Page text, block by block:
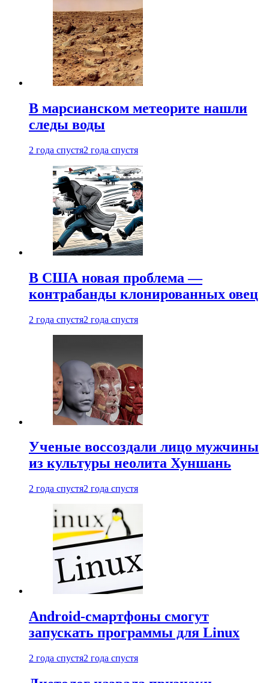
В марсианском метеорите нашли
следы воды
2 года спустя2 года спустя
В США новая проблема —
контрабанды клонированных овец
2 года спустя2 года спустя
Ученые воссоздали лицо мужчины
из культуры неолита Хуншань
2 года спустя2 года спустя
Android-смартфоны смогут
запускать программы для Linux
2 года спустя2 года спустя